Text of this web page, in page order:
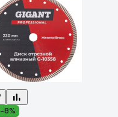
-8%